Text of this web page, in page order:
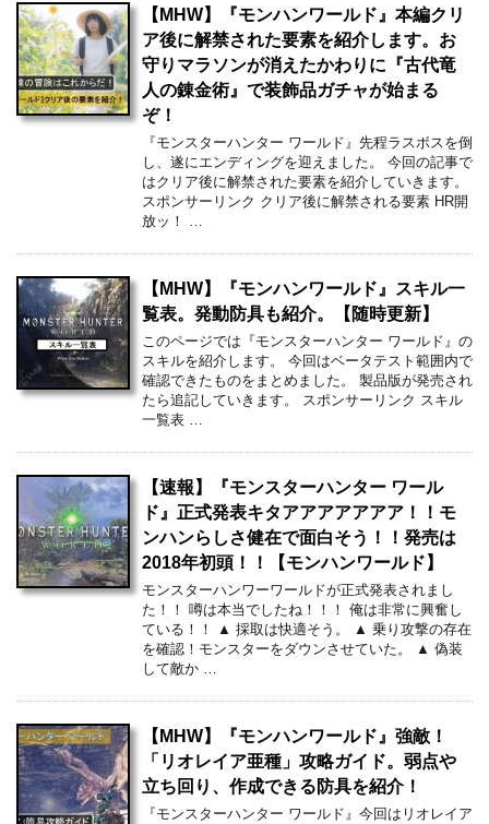
【MHW】『モンハンワールド』本編クリ
ア後に解禁された要素を紹介します。お
守りマラソンが消えたかわりに『古代竜
人の錬金術』で装飾品ガチャが始まる
ぞ！
『モンスターハンター ワールド』先程ラスボスを倒
し、遂にエンディングを迎えました。 今回の記事で
はクリア後に解禁された要素を紹介していきます。
スポンサーリンク クリア後に解禁される要素 HR開
放ッ！ …
【MHW】『モンハンワールド』スキル一
覧表。発動防具も紹介。【随時更新】
このページでは『モンスターハンター ワールド』の
スキルを紹介します。 今回はベータテスト範囲内で
確認できたものをまとめました。 製品版が発売され
たら追記していきます。 スポンサーリンク スキル
一覧表 …
【速報】『モンスターハンター ワール
ド』正式発表キタアアアアアアア！！モ
ンハンらしさ健在で面白そう！！発売は
2018年初頭！！【モンハンワールド】
モンスターハンワーワールドが正式発表されまし
た！！ 噂は本当でしたね！！！ 俺は非常に興奮し
ている！！ ▲ 採取は快適そう。 ▲ 乗り攻撃の存在
を確認！モンスターをダウンさせていた。 ▲ 偽装
して敵か …
【MHW】『モンハンワールド』強敵！
「リオレイア亜種」攻略ガイド。弱点や
立ち回り、作成できる防具を紹介！
『モンスターハンター ワールド』今回はリオレイア